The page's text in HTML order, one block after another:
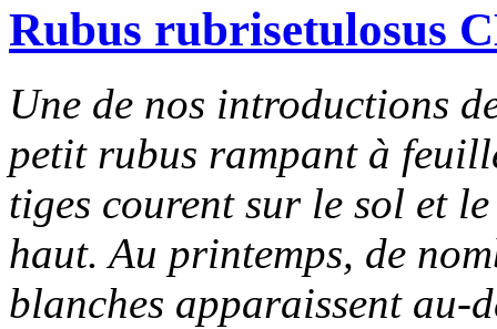
Rubus rubrisetulosus
Une de nos introductions
petit rubus rampant à
tiges courent sur le sol et
haut. Au printemps, de
blanches apparaissent au-